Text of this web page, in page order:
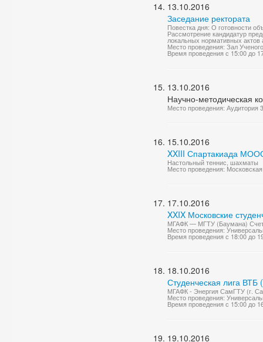
13.10.2016
Заседание ректората
Повестка дня: О готовности
Рассмотрение кандидатур
локальных нормативных
Место проведения: Зал
Время проведения с 15:00 до
13.10.2016
Научно-методическая
Место проведения: Аудитория
15.10.2016
XXIII Спартакиада
Настольный теннис, шахматы
Место проведения:
17.10.2016
XXIX Московские
МГАФК — МГТУ (Баумана)
Место проведения:
Время проведения с 18:00 до
18.10.2016
Студенческая лига ВТБ
МГАФК - Энергия СамГТУ (г.
Место проведения:
Время проведения с 15:00 до
19.10.2016